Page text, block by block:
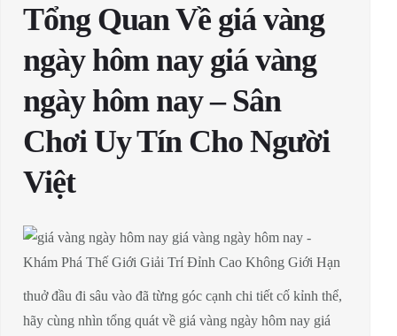
Tổng Quan Về giá vàng
ngày hôm nay giá vàng
ngày hôm nay – Sân
Chơi Uy Tín Cho Người
Việt
thuở đầu đi sâu vào đã từng góc cạnh chi tiết cố kỉnh thể,
hãy cùng nhìn tổng quát về giá vàng ngày hôm nay giá